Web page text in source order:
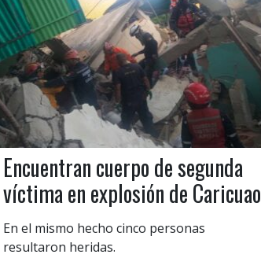
Encuentran cuerpo de segunda
víctima en explosión de Caricuao
En el mismo hecho cinco personas
resultaron heridas.